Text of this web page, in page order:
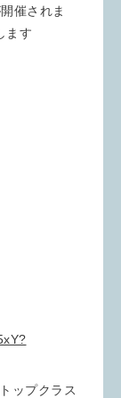
催されま
ます
ップクラス